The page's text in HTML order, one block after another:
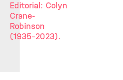
Editorial: Colyn
Crane-
Robinson
(1935-2023).